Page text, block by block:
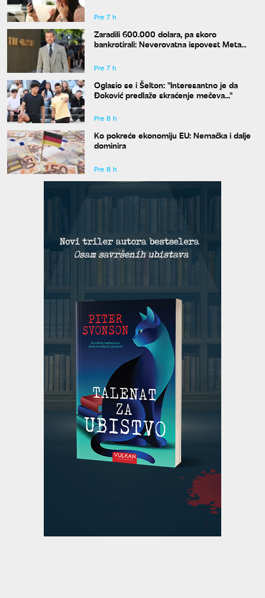
Pre 7 h
Zaradili 600.000 dolara, pa skoro
bankrotirali: Neverovatna ispovest Meta
Pre 7 h
Oglasio se i Šelton: "Interesantno je da
Đoković predlaže skraćenje mečeva..."
Pre 8 h
Ko pokreće ekonomiju EU: Nemačka i dalje
dominira
Pre 8 h